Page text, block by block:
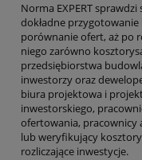
Norma EXPERT
dokładne
porównanie ofert, aż po
niego zarówno
przedsiębiorstwa
inwestorzy oraz
biura projektowa i
inwestorskiego,
ofertowania, pracownicy
lub weryfikujący
rozliczające inwestycje.